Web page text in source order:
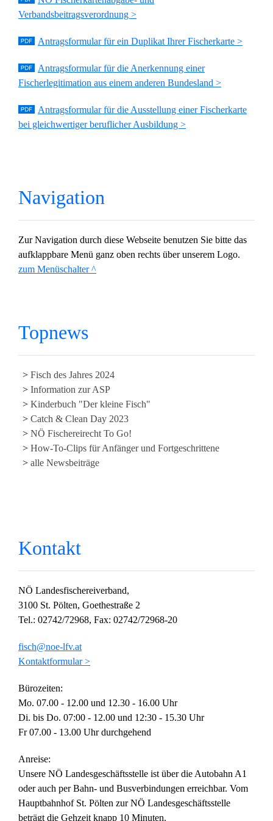
Verbandsbeitragsverordnung >
Antragsformular für ein Duplikat Ihrer Fischerkarte >
Antragsformular für die Anerkennung einer
Fischerlegitimation aus einem anderen Bundesland >
Antragsformular für die Ausstellung einer Fischerkarte
bei gleichwertiger beruflicher Ausbildung >
Navigation
Zur Navigation durch diese Webseite benutzen Sie bitte das
aufklappbare Menü ganz oben rechts über unserem Logo.
zum Menüschalter ^
Topnews
Fisch des Jahres 2024
Information zur ASP
Kinderbuch "Der kleine Fisch"
Catch & Clean Day 2023
NÖ Fischereirecht To Go!
How-To-Clips für Anfänger und Fortgeschrittene
alle Newsbeiträge
Kontakt
NÖ Landesfischereiverband,
3100 St. Pölten, Goethestraße 2
Tel.: 02742/72968, Fax: 02742/72968-20
fisch@noe-lfv.at
Kontaktformular >
Bürozeiten:
Mo. 07.00 - 12.00 und 12.30 - 16.00 Uhr
Di. bis Do. 07:00 - 12.00 und 12:30 - 15.30 Uhr
Fr 07.00 - 13.00 Uhr durchgehend
Anreise:
Unsere NÖ Landesgeschäftsstelle ist über die Autobahn A1
oder auch per Bahn- und Busverbindungen erreichbar. Vom
Hauptbahnhof St. Pölten zur NÖ Landesgeschäftsstelle
beträgt die Gehzeit knapp 10 Minuten.